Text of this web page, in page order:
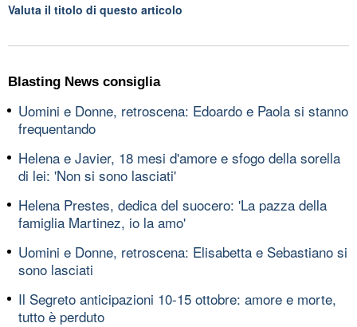
Valuta il titolo di questo articolo
Blasting News consiglia
Uomini e Donne, retroscena: Edoardo e Paola si stanno
frequentando
Helena e Javier, 18 mesi d'amore e sfogo della sorella
di lei: 'Non si sono lasciati'
Helena Prestes, dedica del suocero: 'La pazza della
famiglia Martinez, io la amo'
Uomini e Donne, retroscena: Elisabetta e Sebastiano si
sono lasciati
Il Segreto anticipazioni 10-15 ottobre: amore e morte,
tutto è perduto